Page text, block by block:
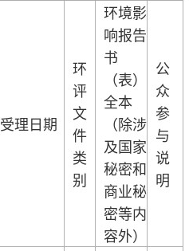
受理日期
环
评
文
件
类
别
环境影
响报告
书
（表）
全本
（除涉
及国家
秘密和
商业秘
密等内
容外）
公
众
参
与
说
明